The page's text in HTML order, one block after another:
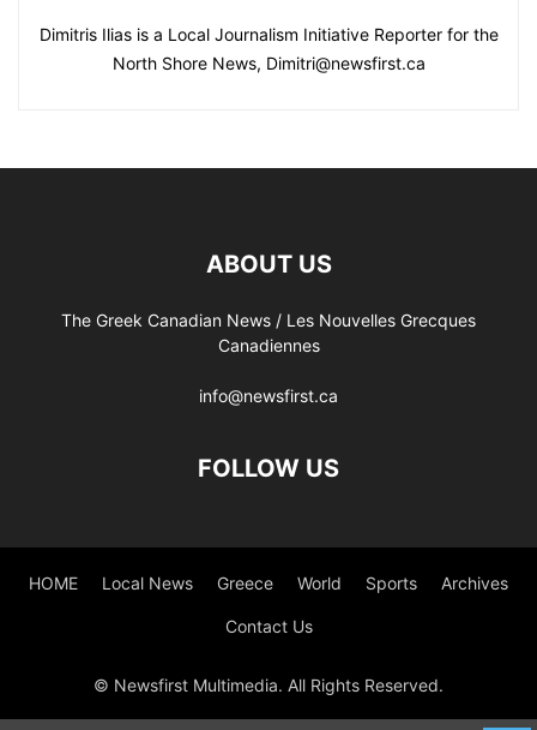
Dimitris Ilias is a Local Journalism Initiative Reporter for the
North Shore News, Dimitri@newsfirst.ca
ABOUT US
The Greek Canadian News / Les Nouvelles Grecques
Canadiennes
info@newsfirst.ca
FOLLOW US
HOME Local News Greece World Sports Archives
Contact Us
© Newsfirst Multimedia. All Rights Reserved.